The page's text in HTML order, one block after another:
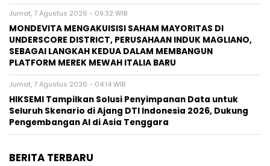
Jumat, 7 Agustus 2026 - 09:32 WIB
MONDEVITA MENGAKUISISI SAHAM MAYORITAS DI
UNDERSCORE DISTRICT, PERUSAHAAN INDUK MAGLIANO,
SEBAGAI LANGKAH KEDUA DALAM MEMBANGUN
PLATFORM MEREK MEWAH ITALIA BARU
Jumat, 7 Agustus 2026 - 04:14 WIB
HIKSEMI Tampilkan Solusi Penyimpanan Data untuk
Seluruh Skenario di Ajang DTI Indonesia 2026, Dukung
Pengembangan AI di Asia Tenggara
BERITA TERBARU